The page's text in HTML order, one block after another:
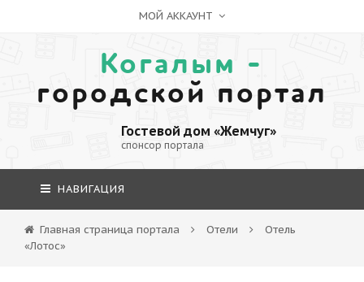
МОЙ АККАУНТ
Когалым -
городской портал
Гостевой дом «Жемчуг»
спонсор портала
НАВИГАЦИЯ
Главная страница портала Отели
Отель
«Лотос»